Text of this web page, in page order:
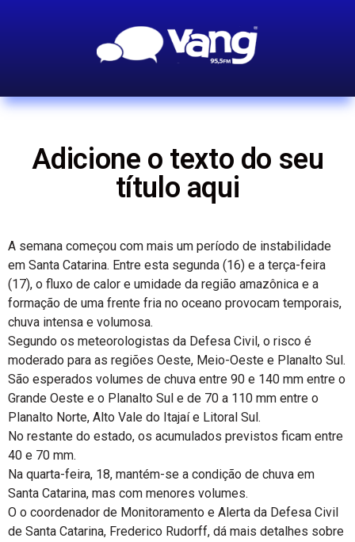
Adicione o texto do seu
título aqui
A semana começou com mais um período de instabilidade
em Santa Catarina. Entre esta segunda (16) e a terça-feira
(17), o fluxo de calor e umidade da região amazônica e a
formação de uma frente fria no oceano provocam temporais,
chuva intensa e volumosa.
Segundo os meteorologistas da Defesa Civil, o risco é
moderado para as regiões Oeste, Meio-Oeste e Planalto Sul.
São esperados volumes de chuva entre 90 e 140 mm entre o
Grande Oeste e o Planalto Sul e de 70 a 110 mm entre o
Planalto Norte, Alto Vale do Itajaí e Litoral Sul.
No restante do estado, os acumulados previstos ficam entre
40 e 70 mm.
Na quarta-feira, 18, mantém-se a condição de chuva em
Santa Catarina, mas com menores volumes.
O o coordenador de Monitoramento e Alerta da Defesa Civil
de Santa Catarina, Frederico Rudorff, dá mais detalhes sobre